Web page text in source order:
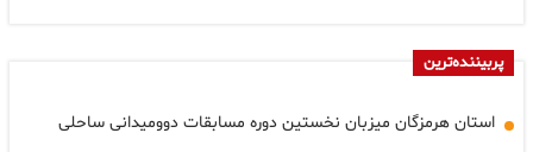
پربیننده‌ترین
استان هرمزگان میزبان نخستین دوره مسابقات دوومیدانی ساحلی